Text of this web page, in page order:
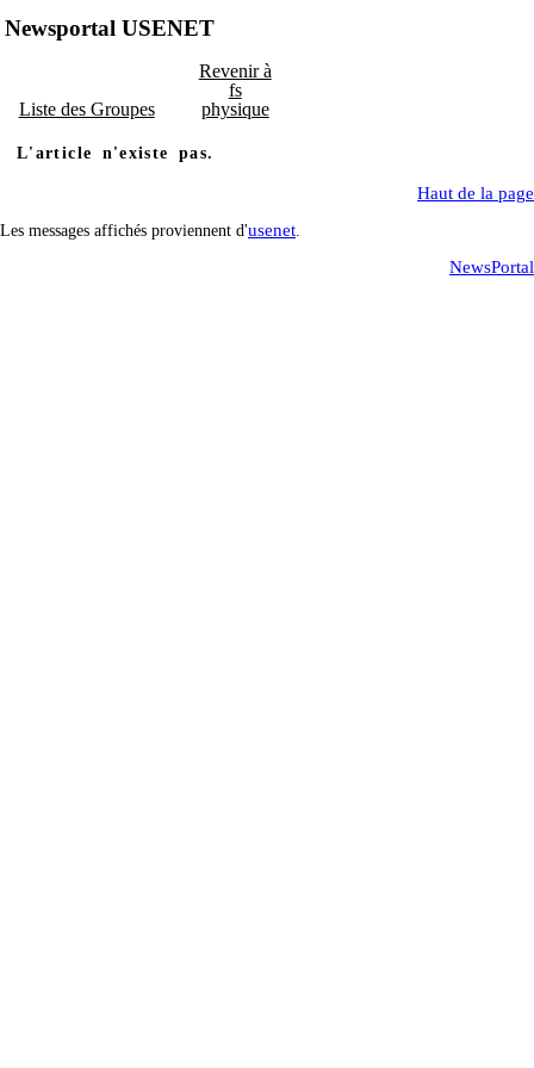
Newsportal USENET
Liste des Groupes
Revenir à
fs
physique
L'article n'existe pas.
Haut de la page
Les messages affichés proviennent d'usenet
NewsPortal